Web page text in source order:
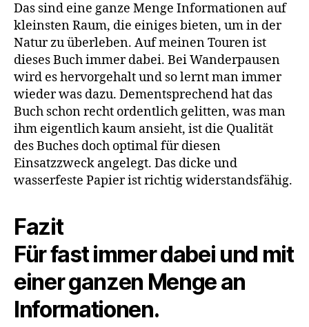
Das sind eine ganze Menge Informationen auf
kleinsten Raum, die einiges bieten, um in der
Natur zu überleben. Auf meinen Touren ist
dieses Buch immer dabei. Bei Wanderpausen
wird es hervorgehalt und so lernt man immer
wieder was dazu. Dementsprechend hat das
Buch schon recht ordentlich gelitten, was man
ihm eigentlich kaum ansieht, ist die Qualität
des Buches doch optimal für diesen
Einsatzzweck angelegt. Das dicke und
wasserfeste Papier ist richtig widerstandsfähig.
Fazit
Für fast immer dabei und mit
einer ganzen Menge an
Informationen.